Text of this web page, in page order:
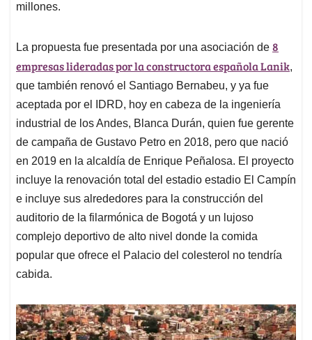
millones.
La propuesta fue presentada por una asociación de 8
empresas lideradas por la constructora española Lanik,
que también renovó el Santiago Bernabeu, y ya fue
aceptada por el IDRD, hoy en cabeza de la ingeniería
industrial de los Andes, Blanca Durán, quien fue gerente
de campaña de Gustavo Petro en 2018, pero que nació
en 2019 en la alcaldía de Enrique Peñalosa. El proyecto
incluye la renovación total del estadio estadio El Campín
e incluye sus alrededores para la construcción del
auditorio de la filarmónica de Bogotá y un lujoso
complejo deportivo de alto nivel donde la comida
popular que ofrece el Palacio del colesterol no tendría
cabida.